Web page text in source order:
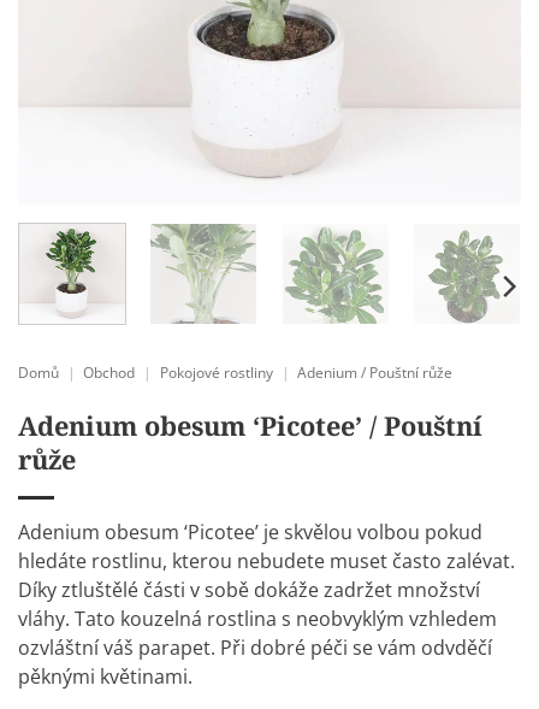
Domů | Obchod | Pokojové rostliny | Adenium / Pouštní růže
Adenium obesum ‘Picotee’ / Pouštní
růže
Adenium obesum ‘Picotee’ je skvělou volbou pokud
hledáte rostlinu, kterou nebudete muset často zalévat.
Díky ztluštělé části v sobě dokáže zadržet množství
vláhy. Tato kouzelná rostlina s neobvyklým vzhledem
ozvláštní váš parapet. Při dobré péči se vám odvděčí
pěknými květinami.